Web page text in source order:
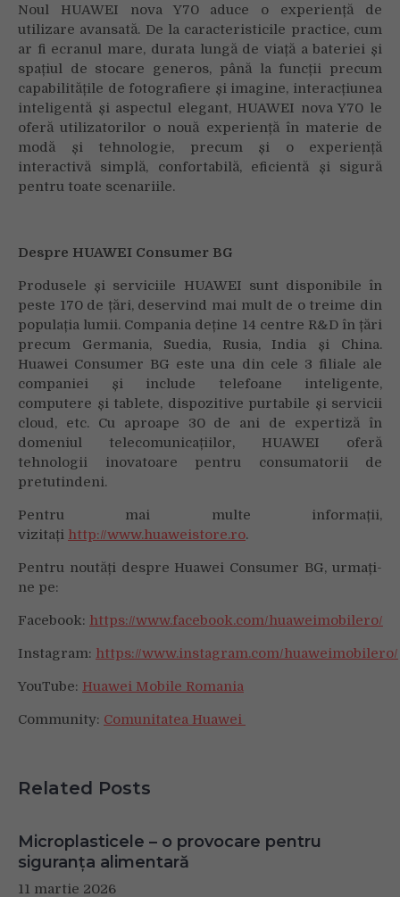
Noul HUAWEI nova Y70 aduce o experiență de
utilizare avansată. De la caracteristicile practice, cum
ar fi ecranul mare, durata lungă de viață a bateriei și
spațiul de stocare generos, până la funcții precum
capabilitățile de fotografiere și imagine, interacțiunea
inteligentă și aspectul elegant, HUAWEI nova Y70 le
oferă utilizatorilor o nouă experiență în materie de
modă și tehnologie, precum și o experiență
interactivă simplă, confortabilă, eficientă și sigură
pentru toate scenariile.
Despre HUAWEI Consumer BG
Produsele și serviciile HUAWEI sunt disponibile în
peste 170 de țări, deservind mai mult de o treime din
populația lumii. Compania deține 14 centre R&D în țări
precum Germania, Suedia, Rusia, India și China.
Huawei Consumer BG este una din cele 3 filiale ale
companiei și include telefoane inteligente,
computere și tablete, dispozitive purtabile și servicii
cloud, etc. Cu aproape 30 de ani de expertiză în
domeniul telecomunicațiilor, HUAWEI oferă
tehnologii inovatoare pentru consumatorii de
pretutindeni.
Pentru mai multe informații,
vizitați http://www.huaweistore.ro.
Pentru noutăți despre Huawei Consumer BG, urmați-
ne pe:
Facebook: https://www.facebook.com/huaweimobilero/
Instagram: https://www.instagram.com/huaweimobilero/
YouTube: Huawei Mobile Romania
Community: Comunitatea Huawei
Related Posts
Microplasticele – o provocare pentru
siguranța alimentară
11 martie 2026